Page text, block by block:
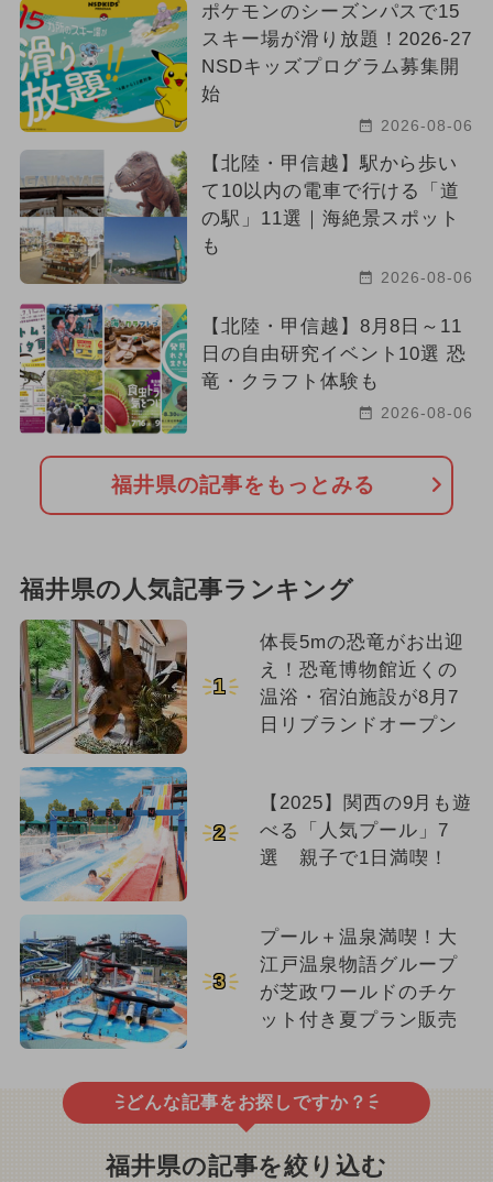
ポケモンのシーズンパスで15
スキー場が滑り放題！2026-27
NSDキッズプログラム募集開
始
2026-08-06
【北陸・甲信越】駅から歩い
て10以内の電車で行ける「道
の駅」11選｜海絶景スポット
も
2026-08-06
【北陸・甲信越】8月8日～11
日の自由研究イベント10選 恐
竜・クラフト体験も
2026-08-06
福井県の記事をもっとみる
福井県の人気記事ランキング
1
体長5mの恐竜がお出迎
え！恐竜博物館近くの
温浴・宿泊施設が8月7
日リブランドオープン
2
【2025】関西の9月も遊
べる「人気プール」7
選 親子で1日満喫！
3
プール＋温泉満喫！大
江戸温泉物語グループ
が芝政ワールドのチケ
ット付き夏プラン販売
どんな記事をお探しですか？
福井県の記事を絞り込む